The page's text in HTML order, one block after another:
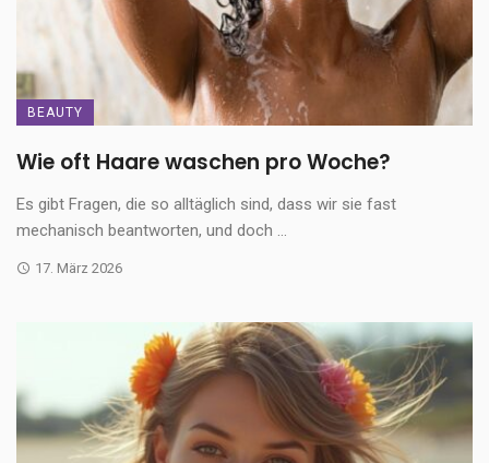
BEAUTY
Wie oft Haare waschen pro Woche?
Es gibt Fragen, die so alltäglich sind, dass wir sie fast
mechanisch beantworten, und doch ...
17. März 2026